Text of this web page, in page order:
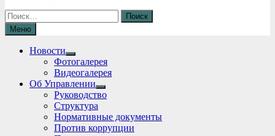
Найти:
Меню
Новости
Show
sub
menu
Фотогалерея
Видеогалерея
Об Управлении
Show
sub
Руководство
Структура
Нормативные документы
Против коррупции